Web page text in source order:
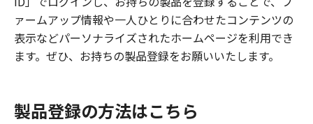
ァームアップ情報や一人ひとりに合わせたコンテンツの
表示などパーソナライズされたホームページを利用でき
ます。ぜひ、お持ちの製品登録をお願いいたします。
製品登録の方法はこちら